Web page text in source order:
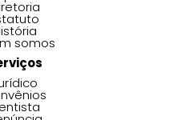
somos